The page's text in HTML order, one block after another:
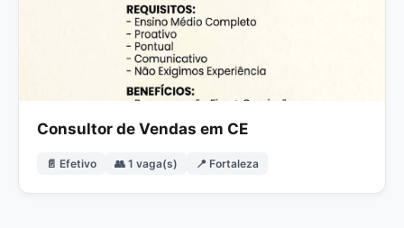
Consultor de Vendas em CE
📄 Efetivo 👥 1 vaga(s) 📍 Fortaleza